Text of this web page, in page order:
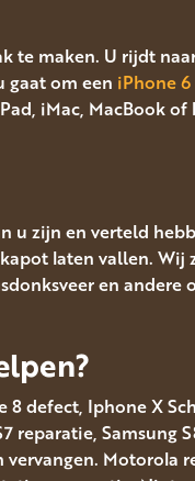
te maken. U rijdt
om een iPhone
iMac, MacBook
u zijn en verteld
laten vallen.
en
defect, Iphone X
reparatie, Samsung